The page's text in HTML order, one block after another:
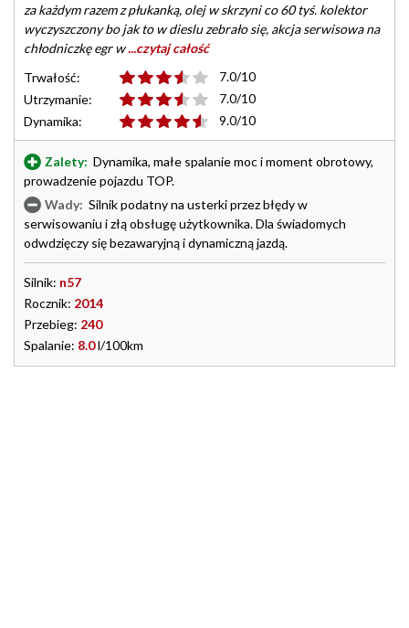
za każdym razem z płukanką, olej w skrzyni co 60 tyś. kolektor
wyczyszczony bo jak to w dieslu zebrało się, akcja serwisowa na
chłodniczkę egr w...czytaj całość
Trwałość:
7.0/10
Utrzymanie:
7.0/10
Dynamika:
9.0/10
Zalety: Dynamika, małe spalanie moc i moment obrotowy,
prowadzenie pojazdu TOP.
Wady: Silnik podatny na usterki przez błędy w
serwisowaniu i złą obsługę użytkownika. Dla świadomych
odwdzięczy się bezawaryjną i dynamiczną jazdą.
Silnik: n57
Rocznik: 2014
Przebieg: 240
Spalanie: 8.0l/100km